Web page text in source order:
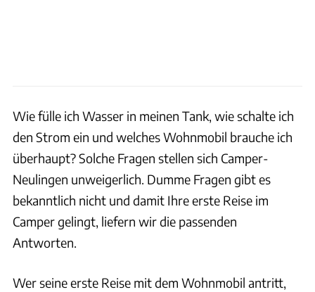
Wie fülle ich Wasser in meinen Tank, wie schalte ich
den Strom ein und welches Wohnmobil brauche ich
überhaupt? Solche Fragen stellen sich Camper-
Neulingen unweigerlich. Dumme Fragen gibt es
bekanntlich nicht und damit Ihre erste Reise im
Camper gelingt, liefern wir die passenden
Antworten.
Wer seine erste Reise mit dem Wohnmobil antritt,